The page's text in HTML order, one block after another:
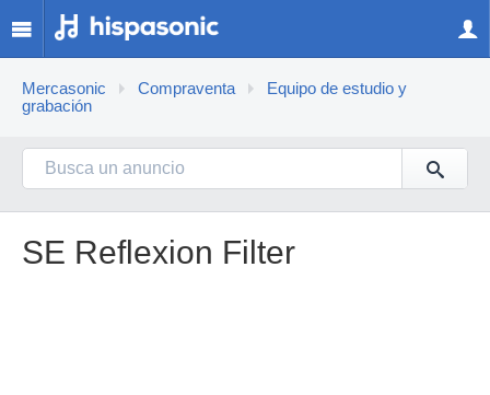
Mercasonic Compraventa
Equipo de estudio y
grabación
SE Reflexion Filter